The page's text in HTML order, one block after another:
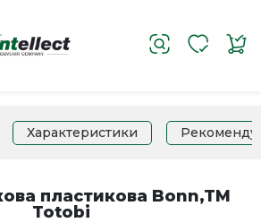
Характеристики
пластикова Bonn,TM
Totobi